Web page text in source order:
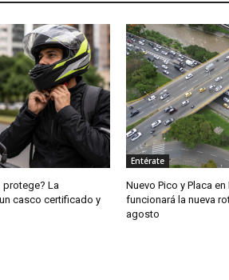
protege? La
casco certificado y
Entérate
Nuevo Pico y Placa
funcionará la nueva
agosto